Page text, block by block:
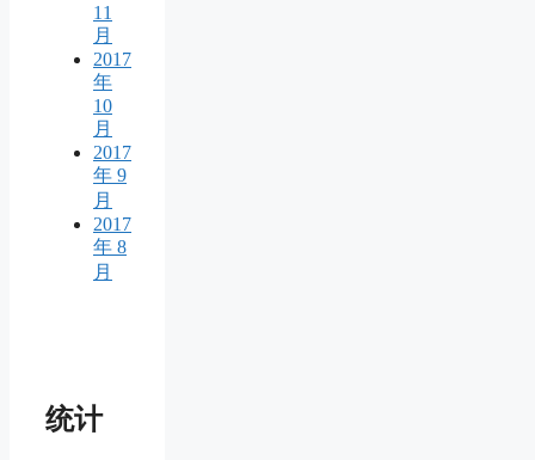
11
月
2017
年
10
月
2017
年 9
月
2017
年 8
月
统计